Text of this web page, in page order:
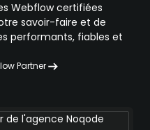
Webflow certifiées
savoir-faire et de
performants, fiables et
Partner